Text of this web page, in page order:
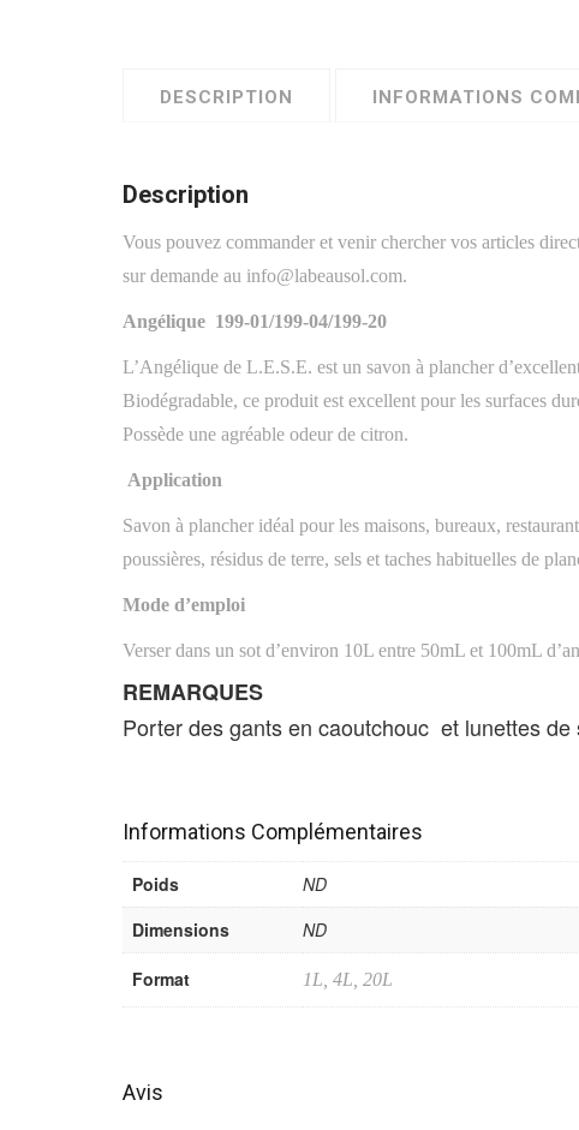
DESCRIPTION INFORMATIONS
Description
Vous pouvez commander et venir chercher vos articles
sur demande au info@labeausol.com.
Angélique 199-01/199-04/199-20
L’Angélique de L.E.S.E. est un savon à plancher
Biodégradable, ce produit est excellent pour les surfaces
Possède une agréable odeur de citron.
Application
Savon à plancher idéal pour les maisons, bureaux,
poussières, résidus de terre, sels et taches habituelles de
Mode d’emploi
Verser dans un sot d’environ 10L entre 50mL et 100mL
REMARQUES
Porter des gants en caoutchouc et lunettes
Informations Complémentaires
Poids
ND
Dimensions
ND
Format 1L, 4L, 20L
Avis